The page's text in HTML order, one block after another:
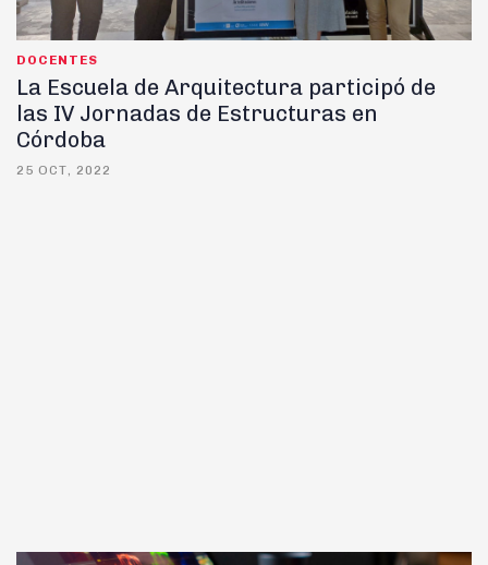
DOCENTES
La Escuela de Arquitectura participó de
las IV Jornadas de Estructuras en
Córdoba
25 OCT, 2022